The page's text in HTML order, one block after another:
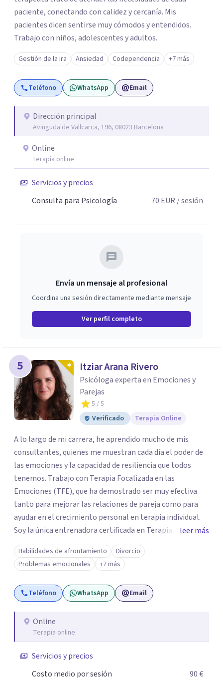
paciente, conectando con calidez y cercanía. Mis
pacientes dicen sentirse muy cómodos y entendidos.
Trabajo con niños, adolescentes y adultos.
Gestión de la ira Ansiedad Codependencia +7 más
Teléfono WhatsApp Email
Dirección principal
Avinguda de Vallcarca, 196, 08023 Barcelona
Online
Terapia online
Servicios y precios
Consulta para Psicología
70 EUR / sesión
Envía un mensaje al profesional
Coordina una sesión directamente mediante mensaje
Ver perfil completo
5 Itziar Arana Rivero
Psicóloga experta en Emociones y
Parejas
5 / 5
Verificado
Terapia Online
A lo largo de mi carrera, he aprendido mucho de mis
consultantes, quienes me muestran cada día el poder de
las emociones y la capacidad de resiliencia que todos
tenemos. Trabajo con Terapia Focalizada en las
Emociones (TFE), que ha demostrado ser muy efectiva
tanto para mejorar las relaciones de pareja como para
ayudar en el crecimiento personal en terapia individual.
Soy la única entrenadora certificada en Terapia
Focalizada en las Emociones (TFE) en España, además de
supervisora y terapeuta certificada. La TFE ha
demostrado una mejora significativa en las relaciones,
con un 70-75% de éxito y felicidad duradera. Este enfoque
también transforma la vida en terapia individual,
emocional. Desde que me gradué en Psicología en 2002,
siempre he estado en constante aprendizaje y
Máster en Terapia Cognitivo-Conductual y otro en
Psicodrama, profundizando en la mente humana y las
leer más
Habilidades de afrontamiento
Divorcio
Problemas emocionales
+7 más
Teléfono WhatsApp Email
Online
Terapia online
Servicios y precios
Costo medio por sesión
90 €